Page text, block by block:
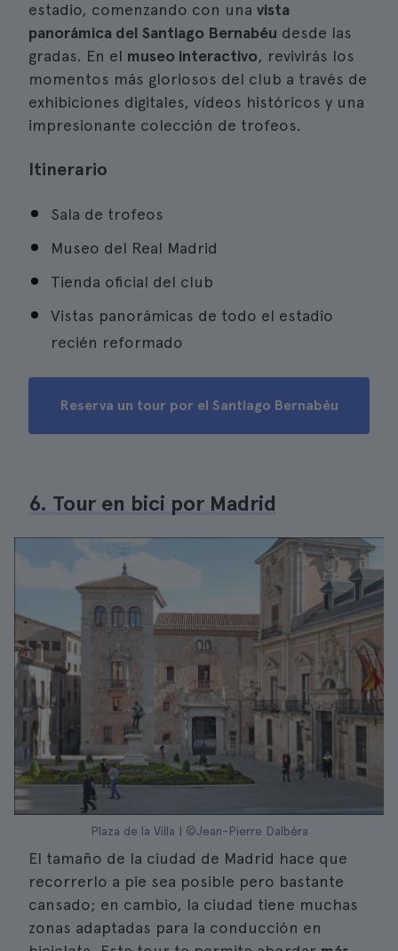
estadio, comenzando con una vista
panorámica del Santiago Bernabéu desde las
gradas. En el museo interactivo, revivirás los
momentos más gloriosos del club a través de
exhibiciones digitales, vídeos históricos y una
impresionante colección de trofeos.
Itinerario
Sala de trofeos
Museo del Real Madrid
Tienda oficial del club
Vistas panorámicas de todo el estadio
recién reformado
Reserva un tour por el Santiago Bernabéu
6. Tour en bici por Madrid
Plaza de la Villa | ©Jean-Pierre Dalbéra
El tamaño de la ciudad de Madrid hace que
recorrerlo a pie sea posible pero bastante
cansado; en cambio, la ciudad tiene muchas
zonas adaptadas para la conducción en